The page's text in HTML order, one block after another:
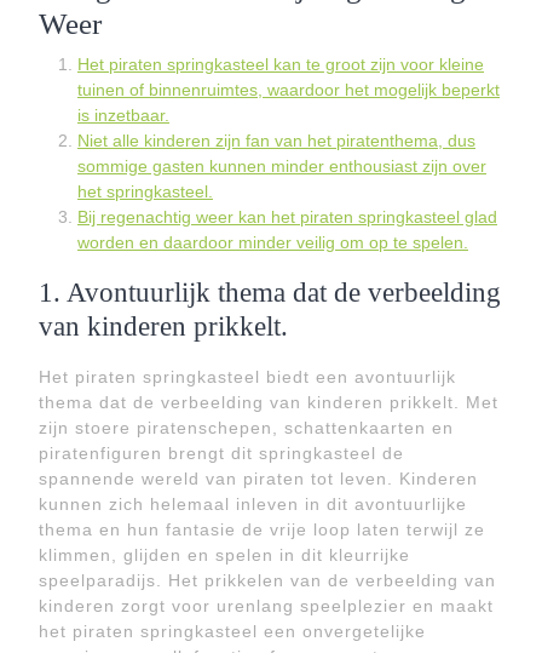
Weer
Het piraten springkasteel kan te groot zijn voor kleine
tuinen of binnenruimtes, waardoor het mogelijk beperkt
is inzetbaar.
Niet alle kinderen zijn fan van het piratenthema, dus
sommige gasten kunnen minder enthousiast zijn over
het springkasteel.
Bij regenachtig weer kan het piraten springkasteel glad
worden en daardoor minder veilig om op te spelen.
1. Avontuurlijk thema dat de verbeelding
van kinderen prikkelt.
Het piraten springkasteel biedt een avontuurlijk
thema dat de verbeelding van kinderen prikkelt. Met
zijn stoere piratenschepen, schattenkaarten en
piratenfiguren brengt dit springkasteel de
spannende wereld van piraten tot leven. Kinderen
kunnen zich helemaal inleven in dit avontuurlijke
thema en hun fantasie de vrije loop laten terwijl ze
klimmen, glijden en spelen in dit kleurrijke
speelparadijs. Het prikkelen van de verbeelding van
kinderen zorgt voor urenlang speelplezier en maakt
het piraten springkasteel een onvergetelijke